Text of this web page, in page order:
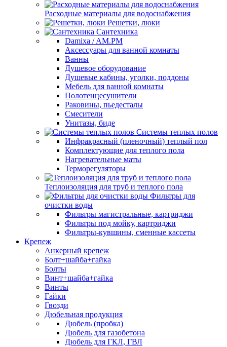
Расходные материалы для водоснабжения
Решетки, люки
Сантехника
Damixa / AM.PM
Аксессуары для ванной комнаты
Ванны
Душевое оборудование
Душевые кабины, уголки, поддоны
Мебель для ванной комнаты
Полотенцесушители
Раковины, пьедесталы
Смесители
Унитазы, биде
Системы теплых полов
Инфракрасный (пленочный) теплый пол
Комплектующие для теплого пола
Нагревательные маты
Терморегуляторы
Теплоизоляция для труб и теплого пола
Фильтры для
очистки воды
Фильтры магистральные, картриджи
Фильтры под мойку, картриджи
Фильтры-кувшины, сменные кассеты
Крепеж
Анкерный крепеж
Болт+шайба+гайка
Болты
Винт+шайба+гайка
Винты
Гайки
Гвозди
Дюбельная продукция
Дюбель (пробка)
Дюбель для газобетона
Дюбель для ГКЛ, ГВЛ